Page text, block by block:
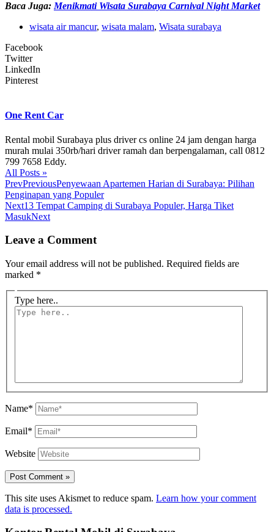
Baca Juga: Menikmati Wisata Surabaya Carnival Night Market
wisata air mancur, wisata malam, Wisata surabaya
Facebook
Twitter
LinkedIn
Pinterest
One Rent Car
Rental mobil Surabaya plus driver cs online 24 jam dengan harga
murah mulai 350rb/hari driver ramah dan berpengalaman, call 0812
799 7658 Eddy.
All Posts »
PrevPreviousPenyewaan Apartemen Harian di Surabaya: Pilihan
Penginapan yang Populer
Next13 Tempat Camping di Surabaya Populer, Harga Tiket
MasukNext
Leave a Comment
Your email address will not be published. Required fields are
marked *
Type here..
Name*
Email*
Website
This site uses Akismet to reduce spam. Learn how your comment
data is processed.